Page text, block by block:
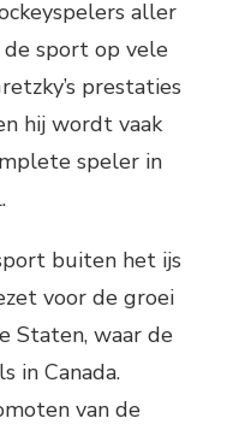
aller
de sport op vele
prestaties
hij wordt vaak
speler in
buiten het ijs
voor de groei
Staten, waar de
in Canada.
van de